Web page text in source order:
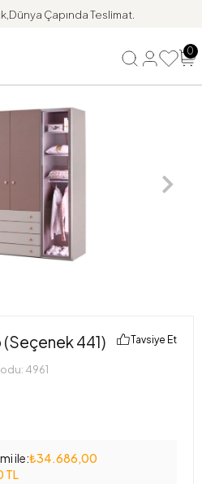
Çapında Teslimat.
0
(Seçenek 441)
4961
Tavsiye Et
ile:₺34.686,00